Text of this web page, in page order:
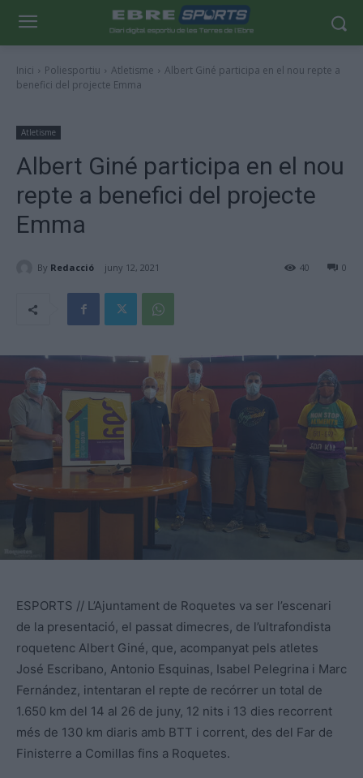
Inici Poliesportiu Atletisme
Albert Giné participa en el nou repte a
benefici del projecte Emma
Atletisme
Albert Giné participa en el nou
repte a benefici del projecte
Emma
By Redacció juny 12, 2021 0
40
ESPORTS // L’Ajuntament de Roquetes va ser l’escenari
de la presentació, el passat dimecres, de l’ultrafondista
roquetenc Albert Giné, que, acompanyat pels atletes
José Escribano, Antonio Esquinas, Isabel Pelegrina i Marc
Fernández, intentaran el repte de recórrer un total de
1.650 km del 14 al 26 de juny, 12 nits i 13 dies recorrent
més de 130 km diaris amb BTT i corrent, des del Far de
Finisterre a Comillas fins a Roquetes.